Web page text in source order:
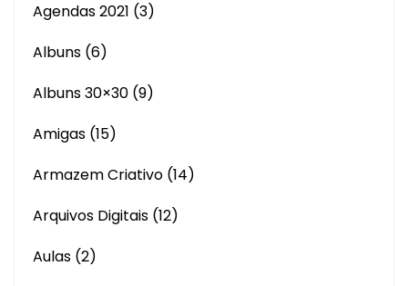
Agendas 2021 (3)
Albuns (6)
Albuns 30×30 (9)
Amigas (15)
Armazem Criativo (14)
Arquivos Digitais (12)
Aulas (2)